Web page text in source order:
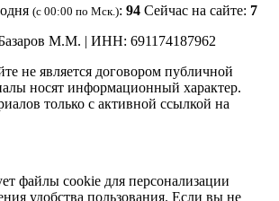
(c 00:00 по Мск.): 94 Сейчас на сайте: 7
М.М. | ИНН: 691174187962
не является договором публичной
носят информационный характер.
только с активной ссылкой на
файлы cookie для персонализации
удобства пользования. Если вы не